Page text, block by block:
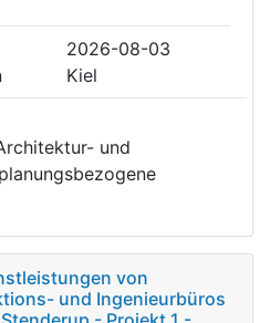
2026-08-03
Kiel
und
von
und Ingenieurbüros